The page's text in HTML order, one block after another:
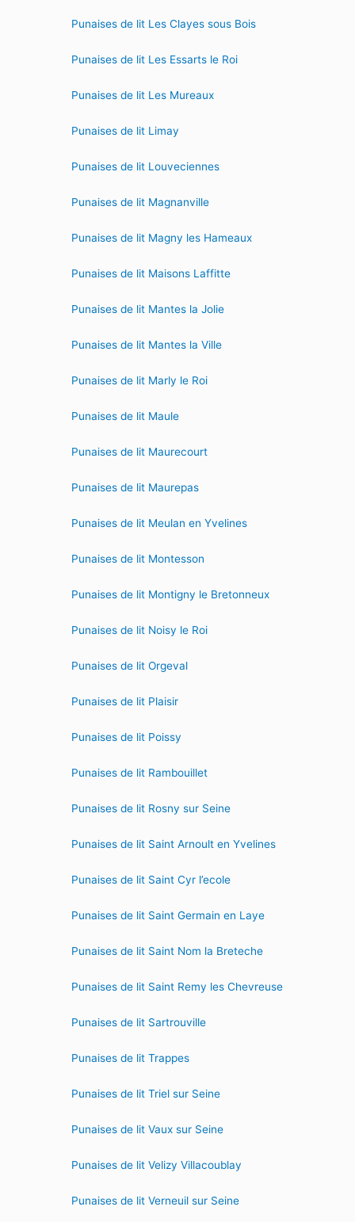
Punaises de lit Les Clayes sous Bois
Punaises de lit Les Essarts le Roi
Punaises de lit Les Mureaux
Punaises de lit Limay
Punaises de lit Louveciennes
Punaises de lit Magnanville
Punaises de lit Magny les Hameaux
Punaises de lit Maisons Laffitte
Punaises de lit Mantes la Jolie
Punaises de lit Mantes la Ville
Punaises de lit Marly le Roi
Punaises de lit Maule
Punaises de lit Maurecourt
Punaises de lit Maurepas
Punaises de lit Meulan en Yvelines
Punaises de lit Montesson
Punaises de lit Montigny le Bretonneux
Punaises de lit Noisy le Roi
Punaises de lit Orgeval
Punaises de lit Plaisir
Punaises de lit Poissy
Punaises de lit Rambouillet
Punaises de lit Rosny sur Seine
Punaises de lit Saint Arnoult en Yvelines
Punaises de lit Saint Cyr l’ecole
Punaises de lit Saint Germain en Laye
Punaises de lit Saint Nom la Breteche
Punaises de lit Saint Remy les Chevreuse
Punaises de lit Sartrouville
Punaises de lit Trappes
Punaises de lit Triel sur Seine
Punaises de lit Vaux sur Seine
Punaises de lit Velizy Villacoublay
Punaises de lit Verneuil sur Seine